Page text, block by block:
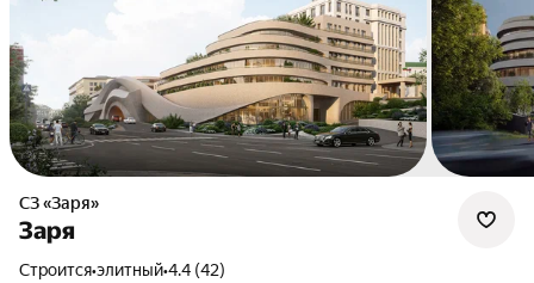
СЗ «Заря»
Заря
Строится•элитный•4.4 (42)